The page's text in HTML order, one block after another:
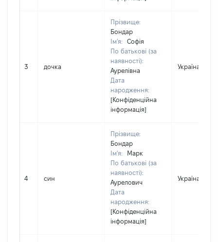
3 дочка
Прізвище:
Бондар
Ім'я:
Софія
По батькові (за
наявності):
Аурелівна
Дата
народження:
[Конфіденційна
інформація]
Україна
4 син
Прізвище:
Бондар
Ім'я:
Марк
По батькові (за
наявності):
Аурелович
Дата
народження:
[Конфіденційна
інформація]
Україна